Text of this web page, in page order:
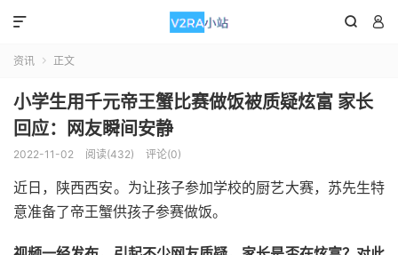
 

资讯  正文
小学生用千元帝王蟹比赛做饭被质疑炫富 家长
回应：网友瞬间安静
2022-11-02 阅读(432) 评论(0)
近日，陕西西安。为让孩子参加学校的厨艺大赛，苏先生特
意准备了帝王蟹供孩子参赛做饭。